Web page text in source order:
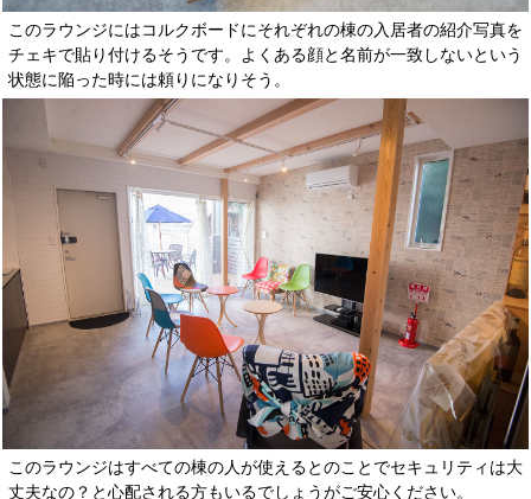
このラウンジにはコルクボードにそれぞれの棟の入居者の紹介写真を
チェキで貼り付けるそうです。よくある顔と名前が一致しないという
状態に陥った時には頼りになりそう。
このラウンジはすべての棟の人が使えるとのことでセキュリティは大
丈夫なの？と心配される方もいるでしょうがご安心ください。